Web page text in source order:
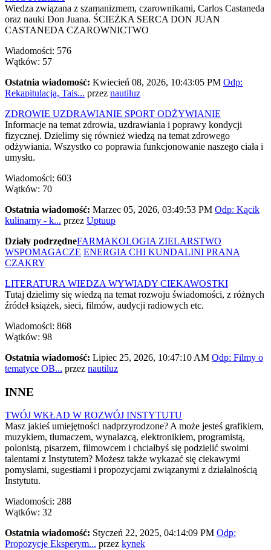
Wiedza związana z szamanizmem, czarownikami, Carlos Castaneda
oraz nauki Don Juana. ŚCIEŻKA SERCA DON JUAN
CASTANEDA CZAROWNICTWO
Wiadomości: 576
Wątków: 57
Ostatnia wiadomość: Kwiecień 08, 2026, 10:43:05 PM Odp:
Rekapitulacja, Tais... przez nautiluz
ZDROWIE UZDRAWIANIE SPORT ODŻYWIANIE
Informacje na temat zdrowia, uzdrawiania i poprawy kondycji
fizycznej. Dzielimy się również wiedzą na temat zdrowego
odżywiania. Wszystko co poprawia funkcjonowanie naszego ciała i
umysłu.
Wiadomości: 603
Wątków: 70
Ostatnia wiadomość: Marzec 05, 2026, 03:49:53 PM Odp: Kącik
kulinarny - k... przez Uptuup
Działy podrzędneFARMAKOLOGIA ZIELARSTWO
WSPOMAGACZE ENERGIA CHI KUNDALINI PRANA
CZAKRY
LITERATURA WIEDZA WYWIADY CIEKAWOSTKI
Tutaj dzielimy się wiedzą na temat rozwoju świadomości, z różnych
źródeł książek, sieci, filmów, audycji radiowych etc.
Wiadomości: 868
Wątków: 98
Ostatnia wiadomość: Lipiec 25, 2026, 10:47:10 AM Odp: Filmy o
tematyce OB... przez nautiluz
INNE
TWÓJ WKŁAD W ROZWÓJ INSTYTUTU
Masz jakieś umiejętności nadprzyrodzone? A może jesteś grafikiem,
muzykiem, tłumaczem, wynalazcą, elektronikiem, programistą,
polonistą, pisarzem, filmowcem i chciałbyś się podzielić swoimi
talentami z Instytutem? Możesz także wykazać się ciekawymi
pomysłami, sugestiami i propozycjami związanymi z działalnością
Instytutu.
Wiadomości: 288
Wątków: 32
Ostatnia wiadomość: Styczeń 22, 2025, 04:14:09 PM Odp:
Propozycje Eksperym... przez kynek